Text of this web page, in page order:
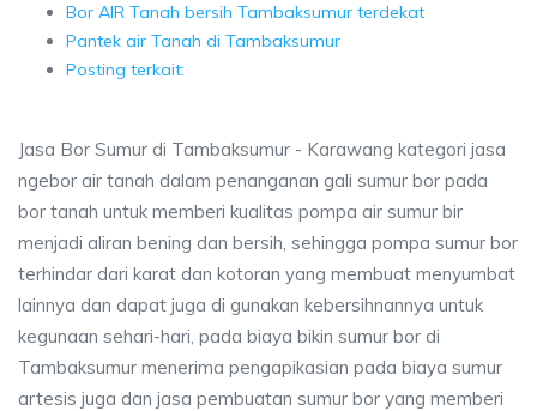
Bor AIR Tanah bersih Tambaksumur terdekat
Pantek air Tanah di Tambaksumur
Posting terkait:
Jasa Bor Sumur di Tambaksumur - Karawang kategori jasa
ngebor air tanah dalam penanganan gali sumur bor pada
bor tanah untuk memberi kualitas pompa air sumur bir
menjadi aliran bening dan bersih, sehingga pompa sumur bor
terhindar dari karat dan kotoran yang membuat menyumbat
lainnya dan dapat juga di gunakan kebersihnannya untuk
kegunaan sehari-hari, pada biaya bikin sumur bor di
Tambaksumur menerima pengapikasian pada biaya sumur
artesis juga dan jasa pembuatan sumur bor yang memberi